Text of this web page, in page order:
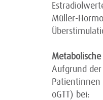
Müller-
Aufgrund
Patientinnen
oGTT) bei: